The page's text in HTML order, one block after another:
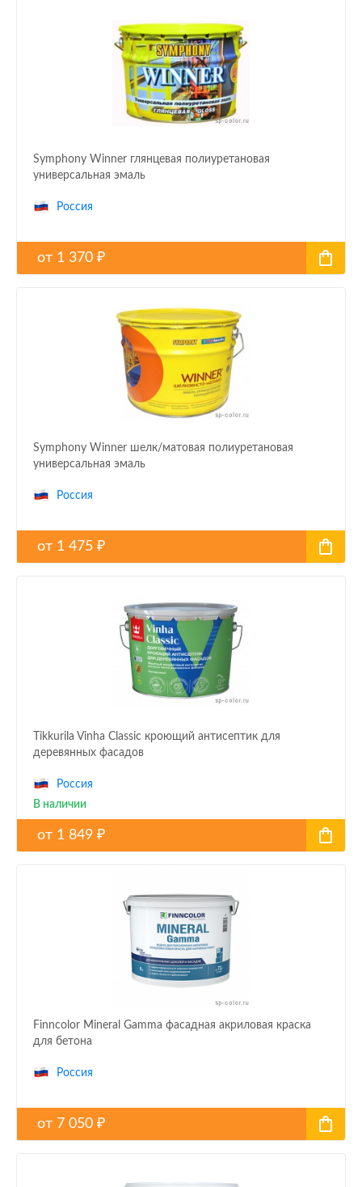
Symphony Winner глянцевая полиуретановая
универсальная эмаль
Россия
от 1 370 ₽
Symphony Winner шелк/матовая полиуретановая
универсальная эмаль
Россия
от 1 475 ₽
Tikkurila Vinha Classic кроющий антисептик для
деревянных фасадов
Россия
В наличии
от 1 849 ₽
Finncolor Mineral Gamma фасадная акриловая краска
для бетона
Россия
от 7 050 ₽